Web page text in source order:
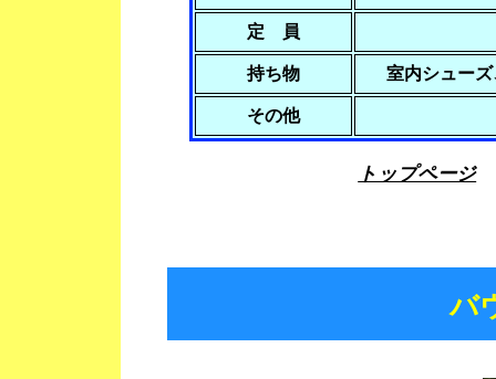
定 員
持ち物 室内シュー
その他
トップページ
バ